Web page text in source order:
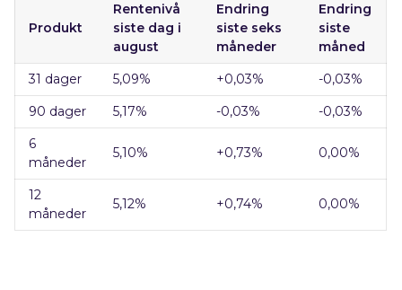
Produkt
Rentenivå
siste dag i
august
Endring
siste seks
måneder
Endring
siste
måned
31 dager
5,09% +0,03%
-0,03%
90 dager
5,17% -0,03%
-0,03%
6
måneder
5,10% +0,73% 0,00%
12
måneder
5,12% +0,74% 0,00%